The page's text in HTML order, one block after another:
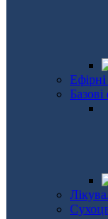
Ефірні
Базові